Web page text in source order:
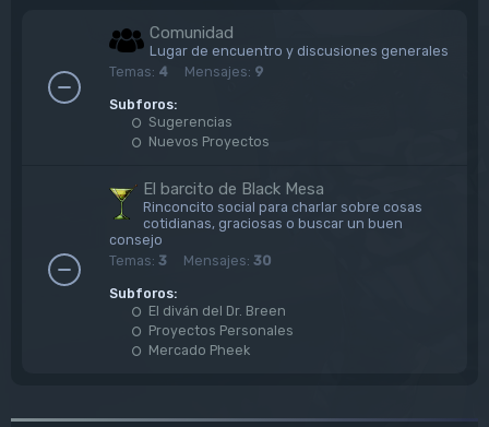
Comunidad
Lugar de encuentro y discusiones generales
Temas: 4 Mensajes: 9
Subforos:
Sugerencias
Nuevos Proyectos
El barcito de Black Mesa
Rinconcito social para charlar sobre cosas
cotidianas, graciosas o buscar un buen
consejo
Temas: 3 Mensajes: 30
Subforos:
El diván del Dr. Breen
Proyectos Personales
Mercado Pheek